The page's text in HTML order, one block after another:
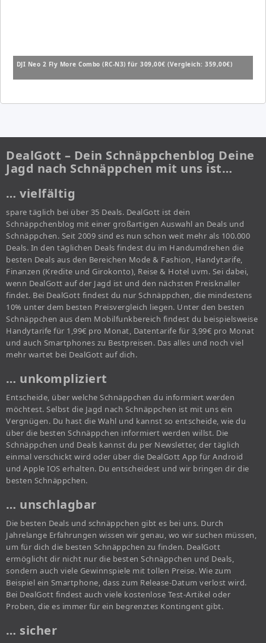
DJI Neo 2 Fly More Combo (RC-N3) für 309,00€ (Vergleich: 359,00€)
DealGott – Dein Schnäppchenblog Deine
Jagd nach Schnäppchen mit uns ist…
… vielfältig
spare täglich bei über 35 Deals. DealGott ist dein
Schnäppchenblog mit einer großartigen Auswahl an Deals und
Schnäppchen. Seit 2009 sind es nun schon weit mehr als 100.000
Deals. In den täglichen Deals findest du im Handumdrehen die
besten Deals aus den Bereichen Mode & Fashion, Handytarife,
Finanzen (Kredite und Girokonto), Reise & Hotel uvm. Sei dabei,
wenn DealGott auf der Jagd ist und den nächsten Preisknaller
findet. Bei DealGott findest du nur Schnäppchen, die mindestens
10% unter dem besten Preisvergleich liegen. Unter den besten
Schnäppchen aus dem Mobilfunkbereich findest du beispielsweise
Handytarife für 1,99€ pro Monat, Datentarife für 3,99€ pro Monat
und auch Smartphones zu Bestpreisen. Das alles und noch viel
mehr wartet bei DealGott auf dich.
… unkompliziert
Entscheide, über welche Schnäppchen du informiert werden
möchtest. Selbst die Jagd nach Schnäppchen ist mit uns ein
Vergnügen. Du hast die Wahl und kannst so entscheide, wie du
über die besten Schnäppchen informiert werden willst. Die
Schnäppchen und Deals kannst du per Newsletter, der täglich
einmal verschickt wird oder über die DealGott App für Android
und Apple IOS erhalten. Du entscheidest und wir bringen dir die
besten Schnäppchen.
… unschlagbar
Die besten Deals und schnäppchen gibt es bei uns. Durch
Jahrelange Erfahrungen wissen wir genau, wo wir suchen müssen,
um für dich die besten Schnäppchen zu finden. DealGott
ermöglicht dir nicht nur die besten Schnäppchen und Deals,
sondern auch viele Gewinnspiele mit tollen Preise. Wie zum
Beispiel ein Smartphone, dass zum Release-Datum verlost wird.
Bei DealGott findest auch viele kostenlose Test-Artikel oder
Proben, die es immer für ein begrenztes Kontingent gibt.
… sicher